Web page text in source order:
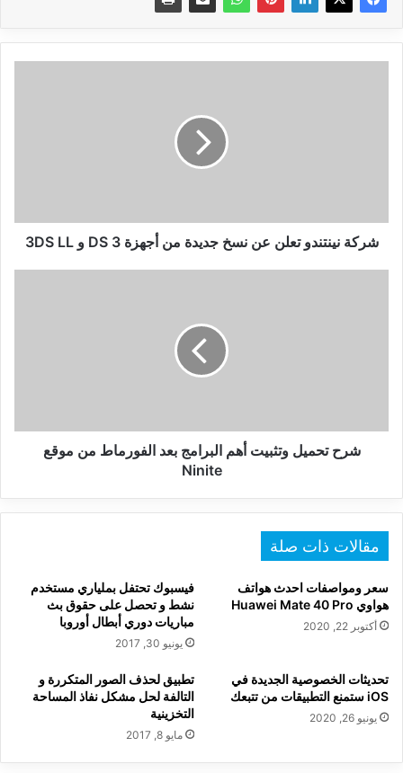
3
DSشركة نينتندو تعلن عن نسخ جديدة من أجهزة 3 DS و 3DS LL
موقع
Niniteشرح تحميل وتثبيت أهم البرامج بعد الفورماط من موقع
Ninite
مقالات ذات صلة
سعر ومواصفات احدث هواتف
هواوي Huawei Mate 40 Pro
أكتوبر 22, 2020
فيسبوك تحتفل بملياري مستخدم
نشط و تحصل على حقوق بث
مباريات دوري أبطال أوروبا
يونيو 30, 2017
تحديثات الخصوصية الجديدة في
iOS ستمنع التطبيقات من تتبعك
يونيو 26, 2020
تطبيق لحذف الصور المتكررة و
التالفة لحل مشكل نفاذ المساحة
التخزينية
مايو 8, 2017